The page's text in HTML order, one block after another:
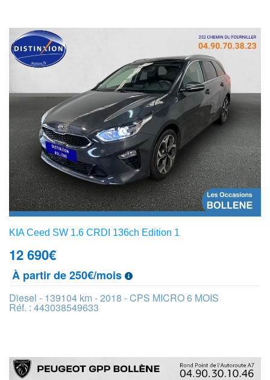
KIA Ceed SW 1.6 CRDI 136ch Edition 1
12 690€
À partir de 250€/mois
Diesel - 139104 km - 2018 - CPS MICRO 6 MOIS
Réf. : 443038549633